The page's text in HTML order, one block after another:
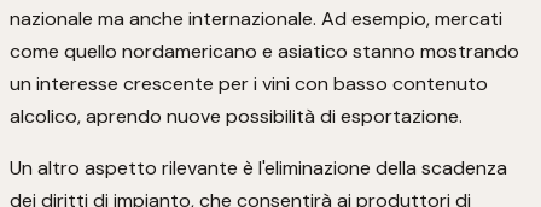
nazionale ma anche internazionale. Ad esempio, mercati
come quello nordamericano e asiatico stanno mostrando
un interesse crescente per i vini con basso contenuto
alcolico, aprendo nuove possibilità di esportazione.
Un altro aspetto rilevante è l'eliminazione della scadenza
dei diritti di impianto, che consentirà ai produttori di